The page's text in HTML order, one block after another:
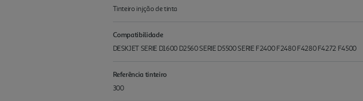
Tinteiro injção de tinta
Compatibilidade
DESKJET SERIE D1600 D2560 SERIE D5500 SERIE F2400 F2480 F4280 F4272 F4500
Referência tinteiro
300